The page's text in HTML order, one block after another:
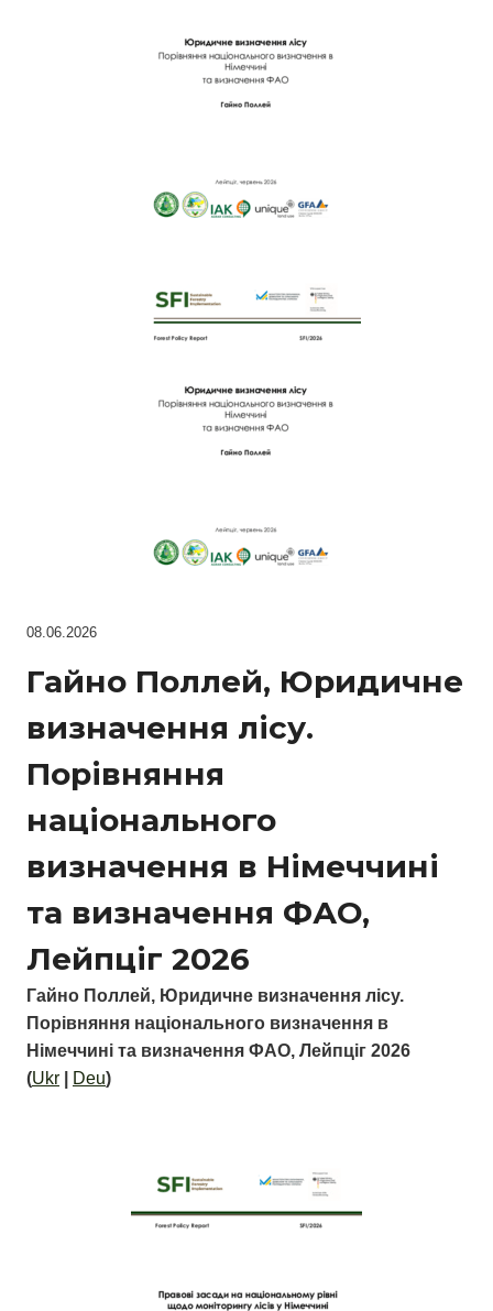
Гайно Поллей, Юридичне визначення лісу.
Порівняння національного визначення в
Німеччині та визначення ФАО, Лейпціг 2026
(Ukr Deu)
Гайно Поллей, Юридичне
визначення лісу.
Порівняння
національного
визначення в Німеччині
та визначення ФАО,
Лейпціг 2026
08.06.2026